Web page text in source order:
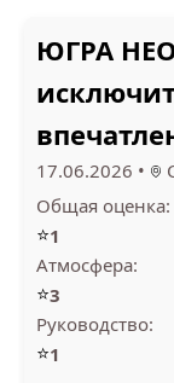
ЮГРА
ЮГРА
17.06.2026 •
Общая оценка:
⭐1
Атмосфера:
⭐3
Руководство:
⭐1